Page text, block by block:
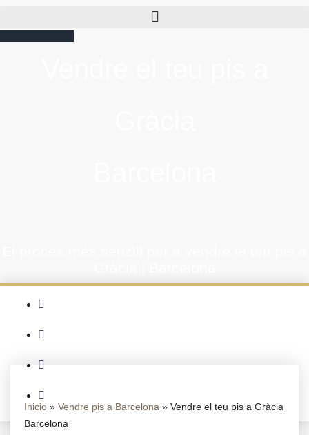
Inicio » Vendre pis a Barcelona » Vendre el teu pis a Gràcia
Barcelona